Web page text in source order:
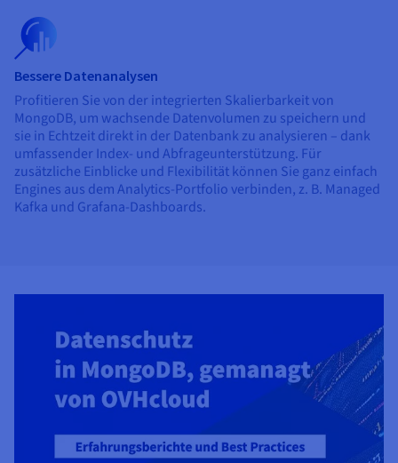
Bessere Datenanalysen
Profitieren Sie von der integrierten Skalierbarkeit von
MongoDB, um wachsende Datenvolumen zu speichern und
sie in Echtzeit direkt in der Datenbank zu analysieren – dank
umfassender Index- und Abfrageunterstützung. Für
zusätzliche Einblicke und Flexibilität können Sie ganz einfach
Engines aus dem Analytics-Portfolio verbinden, z. B. Managed
Kafka und Grafana-Dashboards.